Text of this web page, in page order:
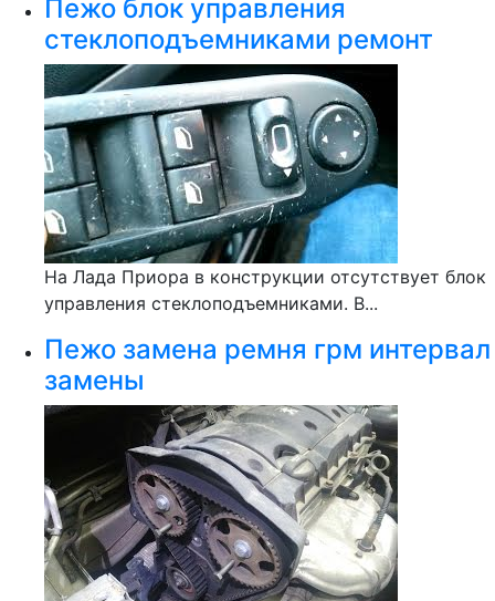
Пежо блок управления
стеклоподъемниками ремонт
На Лада Приора в конструкции отсутствует блок
управления стеклоподъемниками. В...
Пежо замена ремня грм интервал
замены